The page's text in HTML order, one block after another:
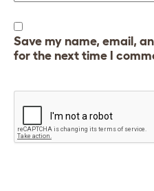
Save my name, email,
for the next time I